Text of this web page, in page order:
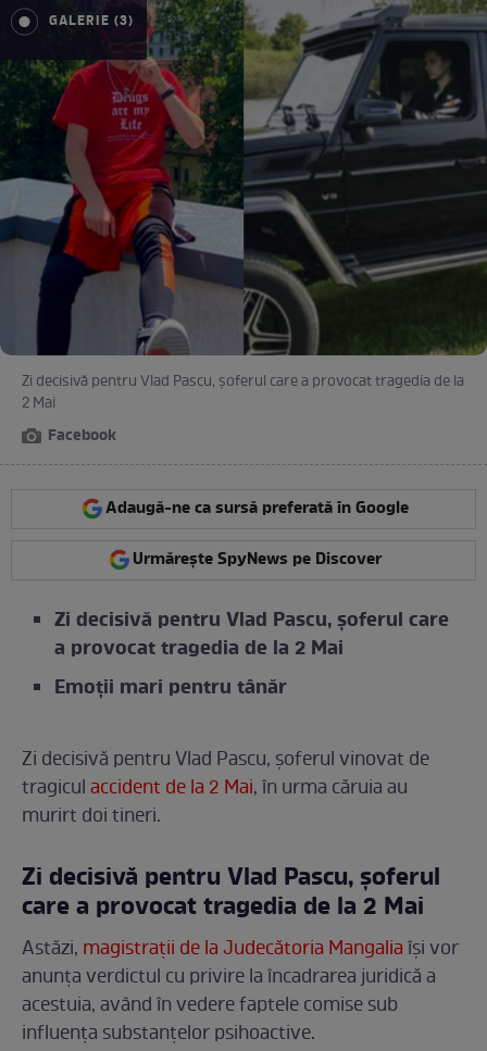
GALERIE (3)
Zi decisivă pentru Vlad Pascu, șoferul care a provocat tragedia de la
2 Mai
Facebook
Adaugă-ne ca sursă preferată în Google
Urmărește SpyNews pe Discover
Zi decisivă pentru Vlad Pascu, șoferul care
a provocat tragedia de la 2 Mai
Emoții mari pentru tânăr
Zi decisivă pentru Vlad Pascu, șoferul vinovat de
tragiculaccident de la 2 Mai, în urma căruia au
murirt doi tineri.
Zi decisivă pentru Vlad Pascu, șoferul
care a provocat tragedia de la 2 Mai
Astăzi, magistrații de la Judecătoria Mangaliaîși vor
anunța verdictul cu privire la încadrarea juridică a
acestuia, având în vedere faptele comise sub
influența substanțelor psihoactive.